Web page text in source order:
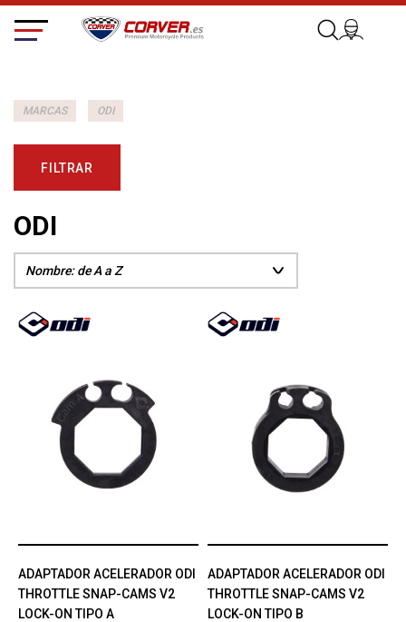
MARCAS ODI
FILTRAR
ODI
ADAPTADOR ACELERADOR ODI
THROTTLE SNAP-CAMS V2
LOCK-ON TIPO A
ADAPTADOR ACELERADOR ODI
THROTTLE SNAP-CAMS V2
LOCK-ON TIPO B